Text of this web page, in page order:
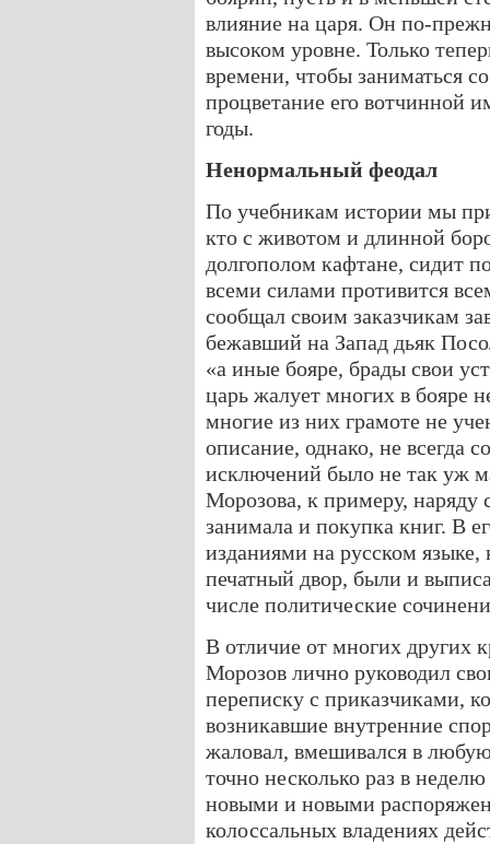
влияние на царя. Он по-
высоком уровне. Только
времени, чтобы заниматься
процветание его вотчинной
годы.
Ненормальный феодал
По учебникам истории мы
кто с животом и длинной
долгополом кафтане, сидит
всеми силами противится
сообщал своим заказчикам
бежавший на Запад дьяк
«а иные бояре, брады свои
царь жалует многих в бояре
многие из них грамоте не
описание, однако, не всегда
исключений было не так уж
Морозова, к примеру, наряду
занимала и покупка книг. В
изданиями на русском
печатный двор, были и
числе политические
В отличие от многих других
Морозов лично руководил
переписку с приказчиками,
возникавшие внутренние
жаловал, вмешивался в
точно несколько раз в
новыми и новыми
колоссальных владениях